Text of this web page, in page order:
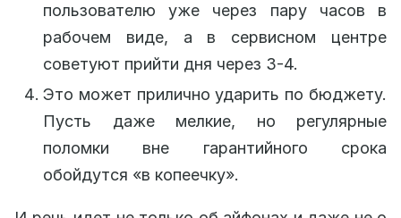
пользователю уже через пару часов в
рабочем виде, а в сервисном центре
советуют прийти дня через 3-4.
Это может прилично ударить по бюджету.
Пусть даже мелкие, но регулярные
поломки вне гарантийного срока
обойдутся «в копеечку».